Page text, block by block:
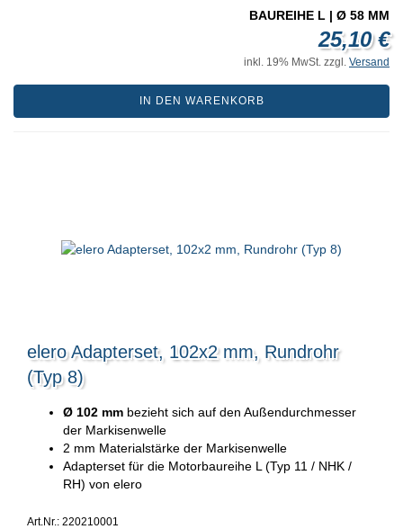
BAUREIHE L | Ø 58 MM
25,10 €
inkl. 19% MwSt. zzgl. Versand
IN DEN WARENKORB
elero Adapterset, 102x2 mm, Rundrohr
(Typ 8)
Ø 102 mm bezieht sich auf den Außendurchmesser
der Markisenwelle
2 mm Materialstärke der Markisenwelle
Adapterset für die Motorbaureihe L (Typ 11 / NHK /
RH) von elero
Art.Nr.: 220210001